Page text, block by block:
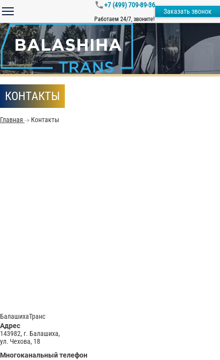
+7 (499) 709-89-36
Работаем 24/7, звоните!
Заказать звонок
КОНТАКТЫ
Главная Контакты
БалашихаТранс
Адрес
143982, г. Балашиха,
ул. Чехова, 18
Многоканальный телефон